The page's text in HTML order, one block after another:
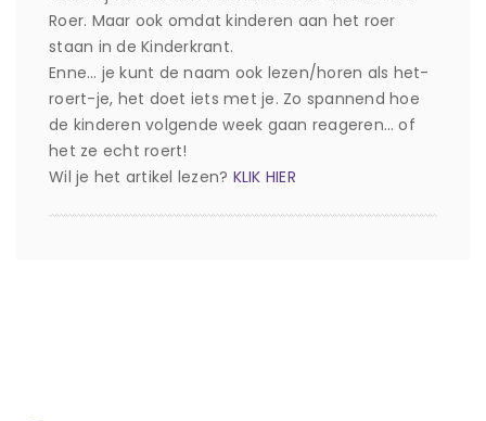
Roer. Maar ook omdat kinderen aan het roer
staan in de Kinderkrant.
Enne… je kunt de naam ook lezen/horen als het-
roert-je, het doet iets met je. Zo spannend hoe
de kinderen volgende week gaan reageren… of
het ze echt roert!
Wil je het artikel lezen? KLIK HIER